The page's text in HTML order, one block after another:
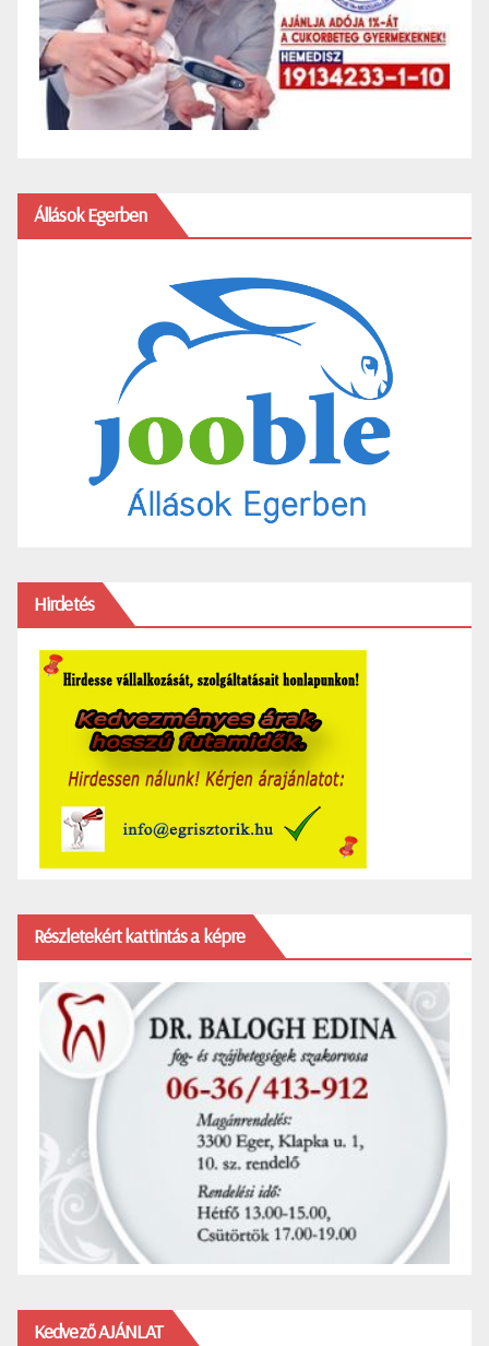
Állások Egerben
Hirdetés
Részletekért kattintás a képre
Kedvező AJÁNLAT